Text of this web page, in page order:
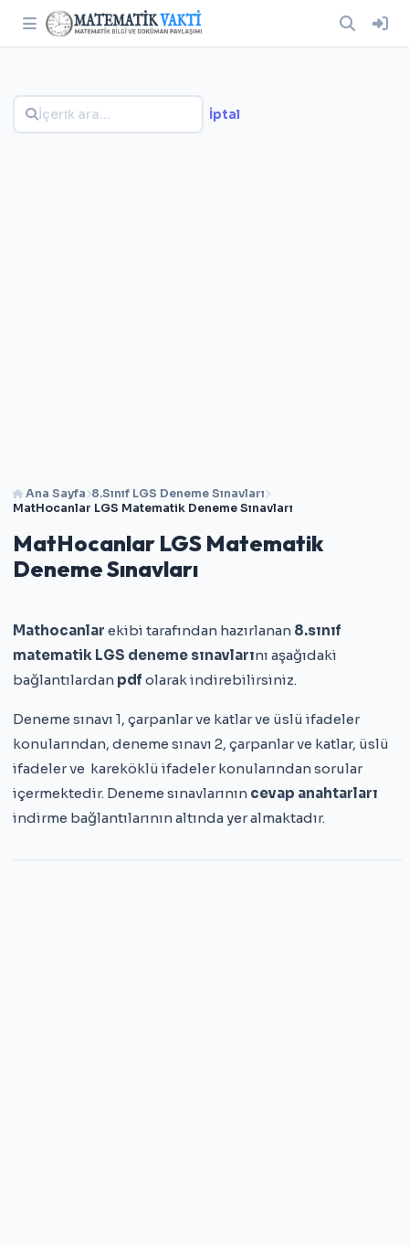
Ana Sayfa 8.Sınıf LGS Deneme Sınavları
MatHocanlar LGS Matematik Deneme Sınavları
MatHocanlar LGS Matematik
Deneme Sınavları
Mathocanlar ekibi tarafından hazırlanan 8.sınıf
matematik LGS deneme sınavlarını aşağıdaki
bağlantılardan pdf olarak indirebilirsiniz.
Deneme sınavı 1, çarpanlar ve katlar ve üslü ifadeler
konularından, deneme sınavı 2, çarpanlar ve katlar, üslü
ifadeler ve kareköklü ifadeler konularından sorular
içermektedir. Deneme sınavlarının cevap anahtarları
indirme bağlantılarının altında yer almaktadır.
İptal